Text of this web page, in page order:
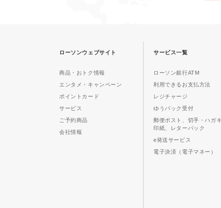
ローソンウェブサイト
商品・おトク情報
エンタメ・キャンペーン
ポイントカード
サービス
ご予約商品
会社情報
サービス一覧
ローソン銀行ATM
利用できるお支払方法
レジチャージ
ゆうパック受付
郵便ポスト、切手・ハガ
印紙、レターパック
e発送サービス
電子決済（電子マネー）